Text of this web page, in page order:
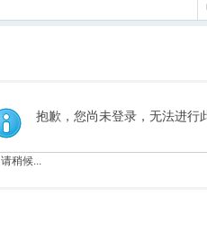
抱歉，您尚未登录，无法进行
请稍候...